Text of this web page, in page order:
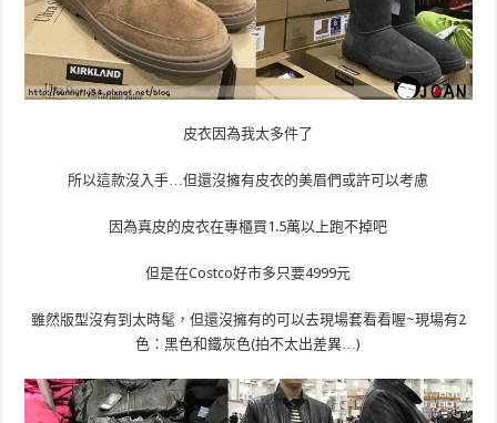
皮衣因為我太多件了
所以這款沒入手…但還沒擁有皮衣的美眉們或許可以考慮
因為真皮的皮衣在專櫃買1.5萬以上跑不掉吧
但是在Costco好市多只要4999元
雖然版型沒有到太時髦，但還沒擁有的可以去現場套看看喔~現場有2
色：黑色和鐵灰色(拍不太出差異…)